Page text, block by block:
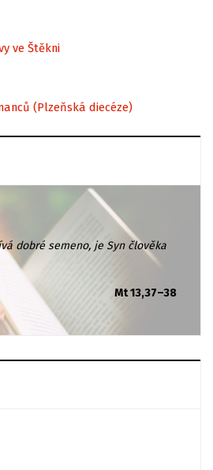
ve Štěkni
(Plzeňská diecéze)
dobré semeno, je Syn člověka
Mt 13,37–38